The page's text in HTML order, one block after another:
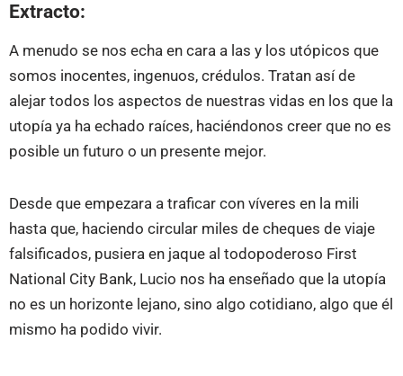
Extracto:
A menudo se nos echa en cara a las y los utópicos que
somos inocentes, ingenuos, crédulos. Tratan así de
alejar todos los aspectos de nuestras vidas en los que la
utopía ya ha echado raíces, haciéndonos creer que no es
posible un futuro o un presente mejor.
Desde que empezara a traficar con víveres en la mili
hasta que, haciendo circular miles de cheques de viaje
falsificados, pusiera en jaque al todopoderoso First
National City Bank, Lucio nos ha enseñado que la utopía
no es un horizonte lejano, sino algo cotidiano, algo que él
mismo ha podido vivir.